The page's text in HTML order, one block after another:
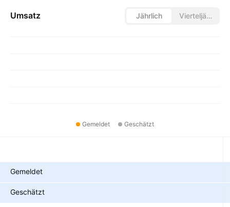
Umsatz Jährlich Vierteljährlich
Gemeldet Geschätzt
Gemeldet
Geschätzt